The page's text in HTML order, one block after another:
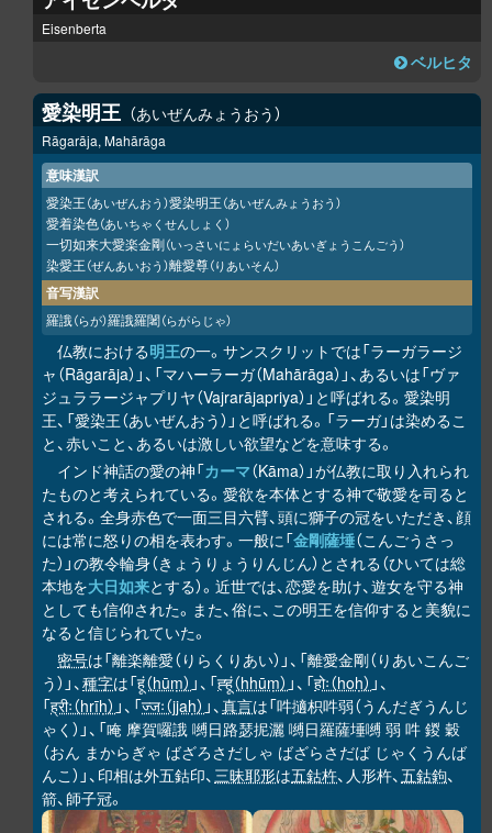
Eisenberta
ベルヒタ
愛染明王 あいぜんみょうおう
Rāgarāja, Mahārāga
意味漢訳
愛染王（あいぜんおう）愛染明王（あいぜんみょうおう）
愛着染色（あいちゃくせんしょく）
一切如来大愛楽金剛（いっさいにょらいだいあいぎょうこんごう）
染愛王（ぜんあいおう）離愛尊（りあいそん）
音写漢訳
羅誐（らが）羅誐羅闍（らがらじゃ）
仏教における明王の一。サンスクリットでは「ラーガラージ
ャ（Rāgarāja）」、「マハーラーガ（Mahārāga）」、あるいは「ヴァ
ジュララージャプリヤ（Vajrarājapriya）」と呼ばれる。愛染明
王、「愛染王（あいぜんおう）」と呼ばれる。「ラーガ」は染めるこ
と、赤いこと、あるいは激しい欲望などを意味する。
インド神話の愛の神「カーマ（Kāma）」が仏教に取り入れられ
たものと考えられている。愛欲を本体とする神で敬愛を司ると
される。全身赤色で一面三目六臂、頭に獅子の冠をいただき、顔
には常に怒りの相を表わす。一般に「金剛薩埵（こんごうさっ
た）」の教令輪身（きょうりょうりんじん）とされる（ひいては総
本地を大日如来とする）。近世では、恋愛を助け、遊女を守る神
としても信仰された。また、俗に、この明王を信仰すると美貌に
なると信じられていた。
密号は「離楽離愛（りらくりあい）」、「離愛金剛（りあいこんご
う）」、種字は「हूं（hūṃ） 」、「ह्हूं（hhūṃ） 」、「होः（hoḥ） 」、
「ह्रीः（hrīḥ） 」、「ज्जः（jjaḥ） 」、真言は「吽擿枳吽弱（うんだぎうんじ
ゃく）」、「唵 摩賀囉誐 嚩日路瑟抳灑 嚩日羅薩埵嚩 弱 吽 鍐 穀
（おん まからぎゃ ばざろさだしゃ ばざらさだば じゃくうんば
んこ）」、印相は外五鈷印、三昧耶形は五鈷杵、人形杵、五鈷鉤、
箭、師子冠。